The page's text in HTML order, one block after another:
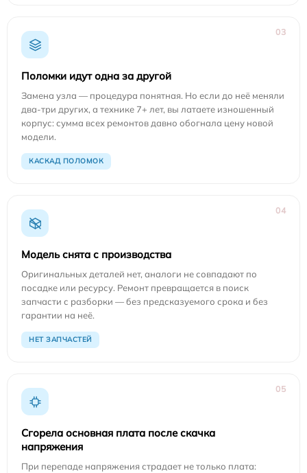
03
Поломки идут одна за другой
Замена узла — процедура понятная. Но если до неё меняли
два-три других, а технике 7+ лет, вы латаете изношенный
корпус: сумма всех ремонтов давно обогнала цену новой
модели.
КАСКАД ПОЛОМОК
04
Модель снята с производства
Оригинальных деталей нет, аналоги не совпадают по
посадке или ресурсу. Ремонт превращается в поиск
запчасти с разборки — без предсказуемого срока и без
гарантии на неё.
НЕТ ЗАПЧАСТЕЙ
05
Сгорела основная плата после скачка
напряжения
При перепаде напряжения страдает не только плата: